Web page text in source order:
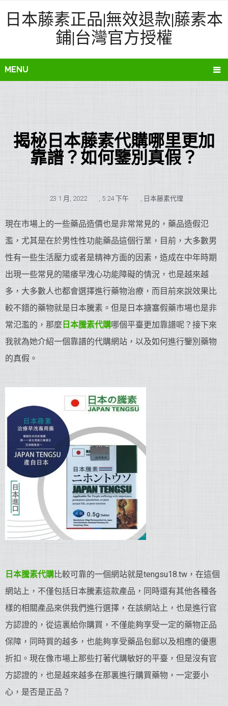
日本藤素正品|無效退款|藤素本
鋪|台灣官方授權
MENU
揭秘日本藤素代購哪里更加
靠譜？如何鑒別真假？
23 1 月, 2022 , 5:24 下午 , 日本藤素代理
現在市場上的一些藥品造價也是非常常見的，藥品造假氾
濫，尤其是在於男性性功能藥品這個行業，目前，大多數男
性有一些生活壓力或者是精神方面的因素，造成在中年時期
出現一些常見的陽痿早洩心功能障礙的情況，也是越來越
多，大多數人也都會選擇進行藥物治療，而目前來說效果比
較不錯的藥物就是日本騰素。但是日本搪塞假藥市場也是非
常氾濫的，那麼 日本騰素代購哪個平臺更加靠譜呢？接下來
我就為她介紹一個靠譜的代購網站，以及如何進行鑒別藥物
的真假。
日本騰素代購比較可靠的一個網站就是tengsu18.tw，在這個
網站上，不僅包括日本騰素這款產品，同時還有其他各種各
樣的相關產品來供我們進行選擇，在該網站上，也是進行官
方認證的，從這裏給你購買，不僅能夠享受一定的藥物正品
保障，同時買的越多，也能夠享受藥品包郵以及相應的優惠
折扣。現在像市場上那些打著代購敏好的平臺，但是沒有官
方認證的，也是越來越多在那裏進行購買藥物，一定要小
心，是否是正品？